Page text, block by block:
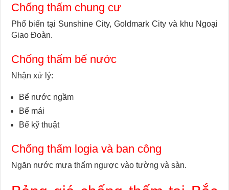
Chống thấm chung cư
Phổ biến tại Sunshine City, Goldmark City và khu Ngoại
Giao Đoàn.
Chống thấm bể nước
Nhận xử lý:
Bể nước ngầm
Bể mái
Bể kỹ thuật
Chống thấm logia và ban công
Ngăn nước mưa thấm ngược vào tường và sàn.